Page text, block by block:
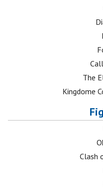
The
Kingdome
Clash